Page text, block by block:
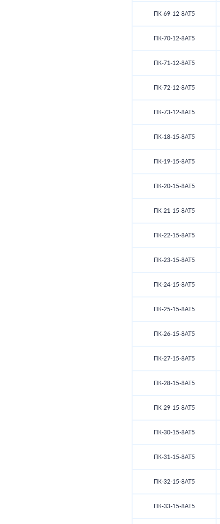
ПК-69-12-8АТ5
ПК-70-12-8АТ5
ПК-71-12-8АТ5
ПК-72-12-8АТ5
ПК-73-12-8АТ5
ПК-18-15-8АТ5
ПК-19-15-8АТ5
ПК-20-15-8АТ5
ПК-21-15-8АТ5
ПК-22-15-8АТ5
ПК-23-15-8АТ5
ПК-24-15-8АТ5
ПК-25-15-8АТ5
ПК-26-15-8АТ5
ПК-27-15-8АТ5
ПК-28-15-8АТ5
ПК-29-15-8АТ5
ПК-30-15-8АТ5
ПК-31-15-8АТ5
ПК-32-15-8АТ5
ПК-33-15-8АТ5